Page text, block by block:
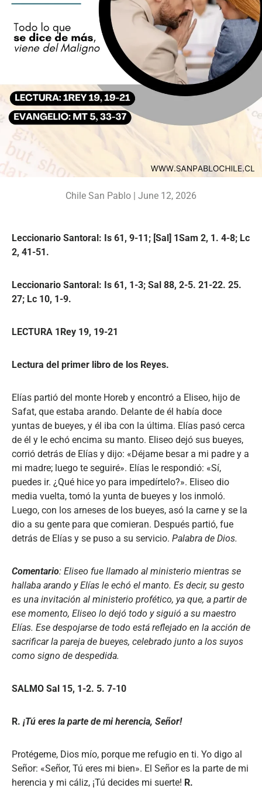
Chile San Pablo | June 12, 2026
Leccionario Santoral: Is 61, 9-11; [Sal] 1Sam 2, 1. 4-8; Lc
2, 41-51.
Leccionario Santoral: Is 61, 1-3; Sal 88, 2-5. 21-22. 25.
27; Lc 10, 1-9.
LECTURA 1Rey 19, 19-21
Lectura del primer libro de los Reyes.
Elías partió del monte Horeb y encontró a Eliseo, hijo de
Safat, que estaba arando. Delante de él había doce
yuntas de bueyes, y él iba con la última. Elías pasó cerca
de él y le echó encima su manto. Eliseo dejó sus bueyes,
corrió detrás de Elías y dijo: «Déjame besar a mi padre y a
mi madre; luego te seguiré». Elías le respondió: «Sí,
puedes ir. ¿Qué hice yo para impedírtelo?». Eliseo dio
media vuelta, tomó la yunta de bueyes y los inmoló.
Luego, con los arneses de los bueyes, asó la carne y se la
dio a su gente para que comieran. Después partió, fue
detrás de Elías y se puso a su servicio. Palabra de Dios.
Comentario: Eliseo fue llamado al ministerio mientras se
hallaba arando y Elías le echó el manto. Es decir, su gesto
es una invitación al ministerio profético, ya que, a partir de
ese momento, Eliseo lo dejó todo y siguió a su maestro
Elías. Ese despojarse de todo está reflejado en la acción de
sacrificar la pareja de bueyes, celebrado junto a los suyos
como signo de despedida.
SALMO Sal 15, 1-2. 5. 7-10
R. ¡Tú eres la parte de mi herencia, Señor!
Protégeme, Dios mío, porque me refugio en ti. Yo digo al
Señor: «Señor, Tú eres mi bien». El Señor es la parte de mi
herencia y mi cáliz, ¡Tú decides mi suerte! R.